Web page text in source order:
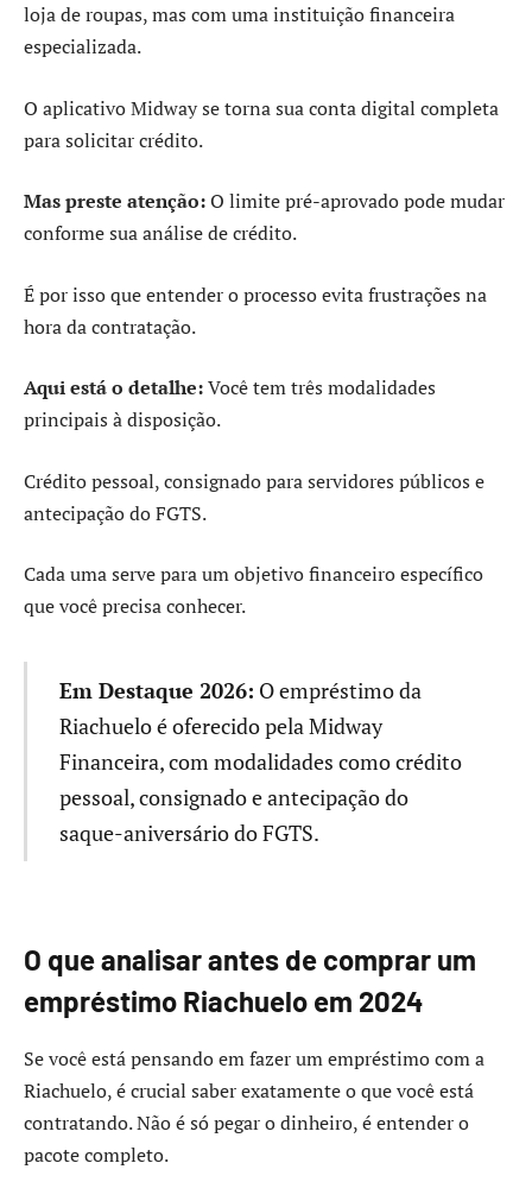
loja de roupas, mas com uma instituição financeira
especializada.
O aplicativo Midway se torna sua conta digital completa
para solicitar crédito.
Mas preste atenção:O limite pré-aprovado pode mudar
conforme sua análise de crédito.
É por isso que entender o processo evita frustrações na
hora da contratação.
Aqui está o detalhe:Você tem três modalidades
principais à disposição.
Crédito pessoal, consignado para servidores públicos e
antecipação do FGTS.
Cada uma serve para um objetivo financeiro específico
que você precisa conhecer.
Em Destaque 2026: O empréstimo da
Riachuelo é oferecido pela Midway
Financeira, com modalidades como crédito
pessoal, consignado e antecipação do
saque-aniversário do FGTS.
O que analisar antes de comprar um
empréstimo Riachuelo em 2024
Se você está pensando em fazer um empréstimo com a
Riachuelo, é crucial saber exatamente o que você está
contratando. Não é só pegar o dinheiro, é entender o
pacote completo.